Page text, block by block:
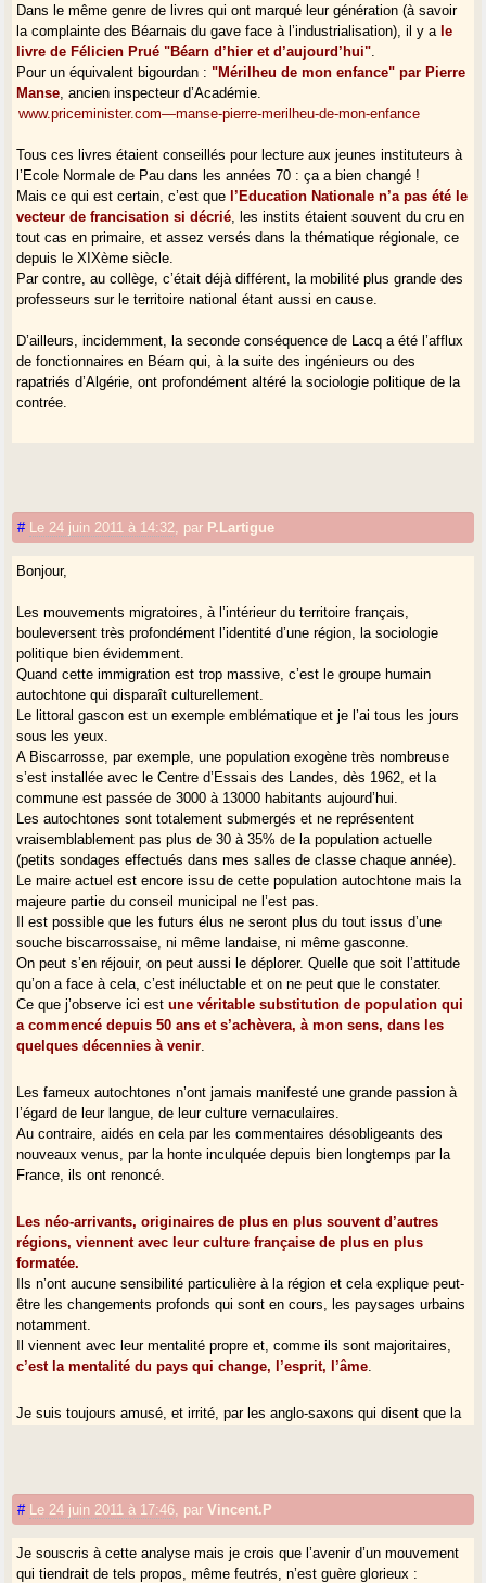
Dans le même genre de livres qui ont marqué leur génération (à savoir
la complainte des Béarnais du gave face à l’industrialisation), il y a le
livre de Félicien Prué "Béarn d’hier et d’aujourd’hui"
Pour un équivalent bigourdan :"Mérilheu de mon enfance" par Pierre
Manse , ancien inspecteur d’Académie.
www.priceminister.com—manse-pierre-merilheu-de-mon-enfance
Tous ces livres étaient conseillés pour lecture aux jeunes instituteurs à
l’Ecole Normale de Pau dans les années 70 : ça a bien changé !
Mais ce qui est certain, c’est que l’Education Nationale n’a pas été le
vecteur de francisation si décrié , les instits étaient souvent du cru en
tout cas en primaire, et assez versés dans la thématique régionale, ce
depuis le XIXème siècle.
Par contre, au collège, c’était déjà différent, la mobilité plus grande des
professeurs sur le territoire national étant aussi en cause.
D’ailleurs, incidemment, la seconde conséquence de Lacq a été l’afflux
de fonctionnaires en Béarn qui, à la suite des ingénieurs ou des
rapatriés d’Algérie, ont profondément altéré la sociologie politique de la
contrée.
# Le 24 juin 2011 à 14:32 par P.Lartigue
Bonjour,
Les mouvements migratoires, à l’intérieur du territoire français,
bouleversent très profondément l’identité d’une région, la sociologie
politique bien évidemment.
Quand cette immigration est trop massive, c’est le groupe humain
autochtone qui disparaît culturellement.
Le littoral gascon est un exemple emblématique et je l’ai tous les jours
sous les yeux.
A Biscarrosse, par exemple, une population exogène très nombreuse
s’est installée avec le Centre d’Essais des Landes, dès 1962, et la
commune est passée de 3000 à 13000 habitants aujourd’hui.
Les autochtones sont totalement submergés et ne représentent
vraisemblablement pas plus de 30 à 35% de la population actuelle
(petits sondages effectués dans mes salles de classe chaque année).
Le maire actuel est encore issu de cette population autochtone mais la
majeure partie du conseil municipal ne l’est pas.
Il est possible que les futurs élus ne seront plus du tout issus d’une
souche biscarrossaise, ni même landaise, ni même gasconne.
On peut s’en réjouir, on peut aussi le déplorer. Quelle que soit l’attitude
qu’on a face à cela, c’est inéluctable et on ne peut que le constater.
Ce que j’observe ici estune véritable substitution de population qui
a commencé depuis 50 ans et s’achèvera, à mon sens, dans les
quelques décennies à venir
Les fameux autochtones n’ont jamais manifesté une grande passion à
l’égard de leur langue, de leur culture vernaculaires.
Au contraire, aidés en cela par les commentaires désobligeants des
nouveaux venus, par la honte inculquée depuis bien longtemps par la
France, ils ont renoncé.
Les néo-arrivants, originaires de plus en plus souvent d’autres
régions, viennent avec leur culture française de plus en plus
formatée.
Ils n’ont aucune sensibilité particulière à la région et cela explique peut-
être les changements profonds qui sont en cours, les paysages urbains
notamment.
Il viennent avec leur mentalité propre et, comme ils sont majoritaires,
c’est la mentalité du pays qui change, l’esprit, l’âme
Je suis toujours amusé, et irrité, par les anglo-saxons qui disent que la
nihilo et que ce qu’ils apprécient en France, ce sont les Français qui
l’ont patiemment bâti.
sous nos yeux parce queceux qui arrivent, et qui souvent sont
venus pour la qualité de vie "made in Sud-Ouest", en sont aussi
# Le 24 juin 2011 à 17:46 parVincent.P
Je souscris à cette analyse mais je crois que l’avenir d’un mouvement
qui tiendrait de tels propos, même feutrés, n’est guère glorieux :